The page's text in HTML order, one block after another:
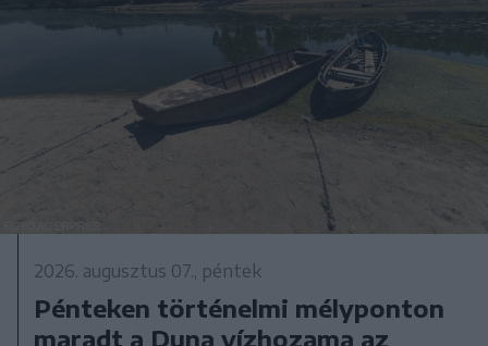
2026. augusztus 07., péntek
Pénteken történelmi mélyponton
maradt a Duna vízhozama az